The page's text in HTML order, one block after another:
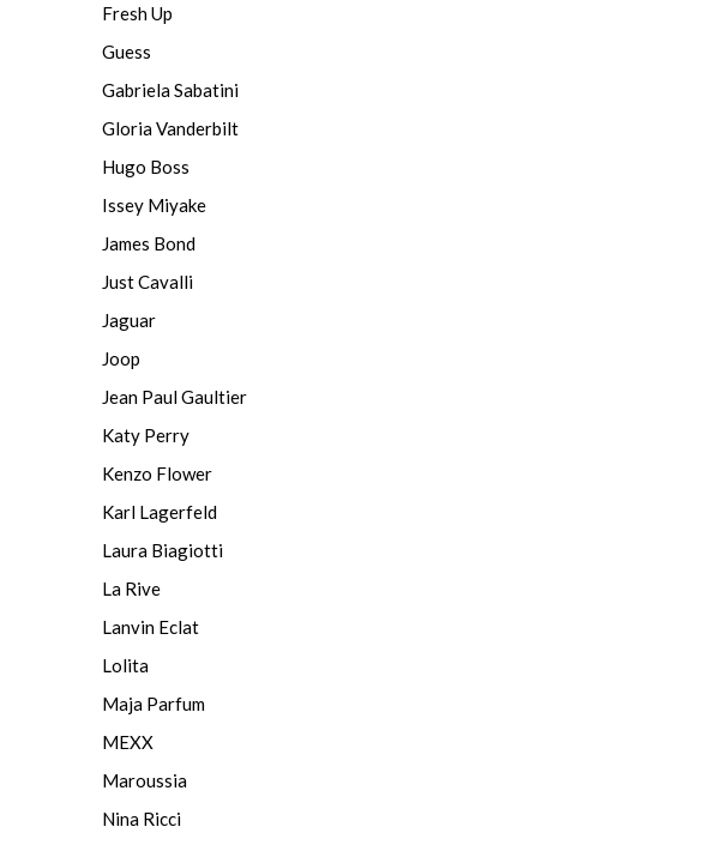
Fresh Up
Guess
Gabriela Sabatini
Gloria Vanderbilt
Hugo Boss
Issey Miyake
James Bond
Just Cavalli
Jaguar
Joop
Jean Paul Gaultier
Katy Perry
Kenzo Flower
Karl Lagerfeld
Laura Biagiotti
La Rive
Lanvin Eclat
Lolita
Maja Parfum
MEXX
Maroussia
Nina Ricci